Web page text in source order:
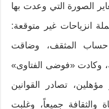
الصورة التي وعدت بها
انزياحات غير متوقعة:
المثقف، وضاقت
وكادت «فوضى الفتاوى»
تصادر القوانين
والثقافة جميعاً، وغلبت